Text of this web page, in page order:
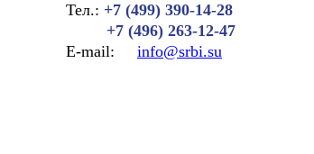
Тел.: +7 (499) 390-14-28
+7 (496) 263-12-47
E-mail: info@srbi.su